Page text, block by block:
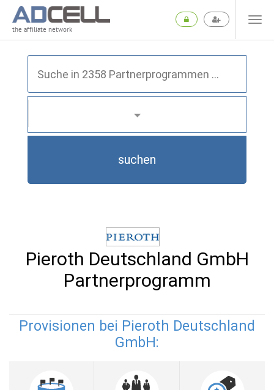
the affiliate network
suchen
Pieroth Deutschland GmbH
Partnerprogramm
Provisionen bei Pieroth Deutschland
GmbH: